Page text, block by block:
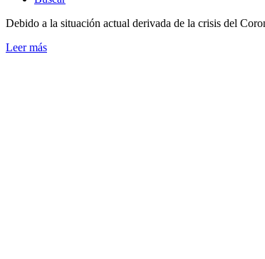
Debido a la situación actual derivada de la crisis del
Leer más